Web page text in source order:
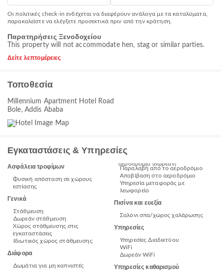
Οι πολιτικές check-in ενδέχεται να διαφέρουν ανάλογα με τα καταλύματα,
παρακαλείστε να ελέγξετε προσεκτικά πριν από την κράτηση.
Παρατηρήσεις Ξενοδοχείου
This property will not accommodate hen, stag or similar parties.
Δείτε λεπτομέρειες
Τοποθεσία
Millennium Apartment Hotel Road
Bole, Addis Ababa
Εγκαταστάσεις & Υπηρεσίες
Ασφάλεια τροφίμων
Φυσική απόσταση σε χώρους
εστίασης
Γενικά
Στάθμευση
Δωρεάν στάθμευση
Χώρος στάθμευσης στις
εγκαταστάσεις
Ιδιωτικός χώρος στάθμευσης
Διάφορα
Δωμάτια για μη καπνιστές
αεροδρόμιο (δωρεάν)
Παραλαβή από το αεροδρόμιο
Αποβίβαση στο αεροδρόμιο
Υπηρεσία μεταφοράς με
λεωφορείο
Πισίνα και ευεξία
Σαλόνι σπα/χώρος χαλάρωσης
Υπηρεσίες
Υπηρεσίες Διαδικτύου
WiFi
Δωρεάν WiFi
Υπηρεσίες καθαρισμού